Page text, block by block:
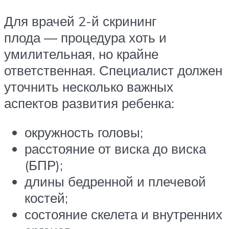
Для врачей 2-й скрининг
плода — процедура хоть и
умилительная, но крайне
ответственная. Специалист должен
уточнить несколько важных
аспектов развития ребенка:
окружность головы;
расстояние от виска до виска
(БПР);
длины бедренной и плечевой
костей;
состояние скелета и внутренних